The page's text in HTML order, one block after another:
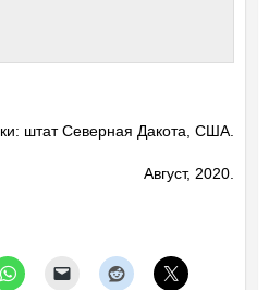
штат Северная Дакота, США.
Август, 2020.